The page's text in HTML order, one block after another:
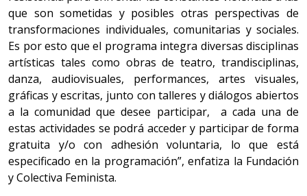
que son sometidas y posibles otras perspectivas de
transformaciones individuales, comunitarias y sociales.
Es por esto que el programa integra diversas disciplinas
artísticas tales como obras de teatro, trandisciplinas,
danza, audiovisuales, performances, artes visuales,
gráficas y escritas, junto con talleres y diálogos abiertos
a la comunidad que desee participar, a cada una de
estas actividades se podrá acceder y participar de forma
gratuita y/o con adhesión voluntaria, lo que está
especificado en la programación”, enfatiza la Fundación
y Colectiva Feminista.